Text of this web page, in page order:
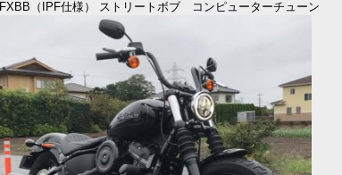
FXBB（IPF仕様） ストリートボブ コンピューターチューン